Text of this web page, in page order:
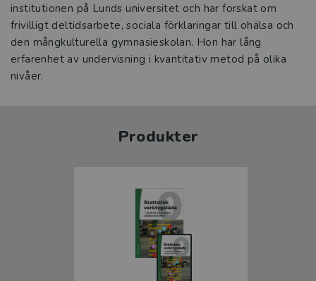
institutionen på Lunds universitet och har forskat om
frivilligt deltidsarbete, sociala förklaringar till ohälsa och
den mångkulturella gymnasieskolan. Hon har lång
erfarenhet av undervisning i kvantitativ metod på olika
nivåer.
Produkter